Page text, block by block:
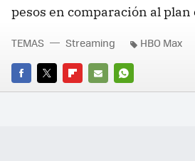
pesos en comparación al
FACEBOOK
TWITTERFLIPBOARD
E-
WHATSAPP
TEMAS Streaming HBO Max